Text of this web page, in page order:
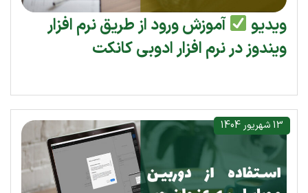
ویدیو
آموزش ورود از طریق نرم افزار
ویندوز در نرم افزار ادوبی کانکت
13 شهریور 1404